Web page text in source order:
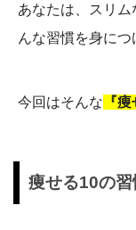
あなたは、スリ
んな習慣を身に
今回はそんな 『
痩せる10の習